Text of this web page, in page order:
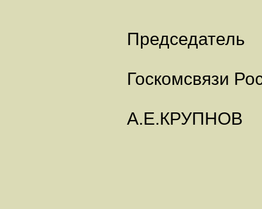
Председатель
Госкомсвязи
А.Е.КРУПНОВ